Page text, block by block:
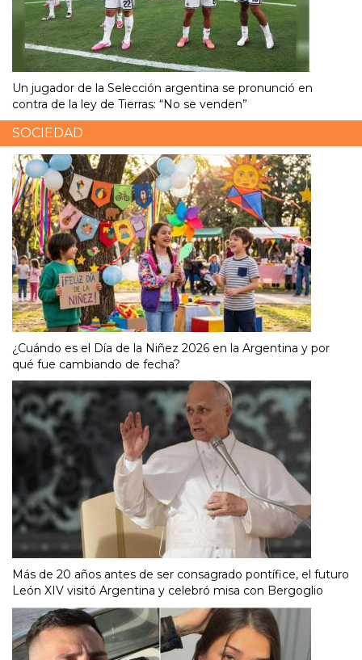
Un jugador de la Selección argentina se pronunció en
contra de la ley de Tierras: “No se venden”
SOCIEDAD
¿Cuándo es el Día de la Niñez 2026 en la Argentina y por
qué fue cambiando de fecha?
Más de 20 años antes de ser consagrado pontífice, el futuro
León XIV visitó Argentina y celebró misa con Bergoglio